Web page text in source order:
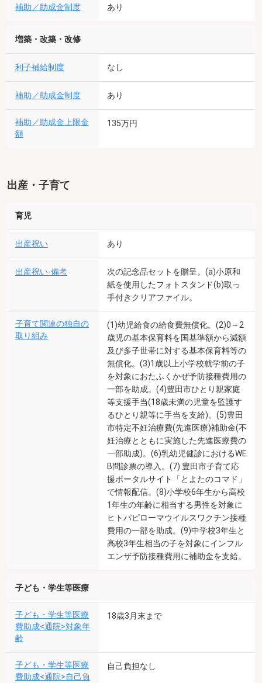
補助／助成金制度 あり
増築・改築・改修
利子補給制度 なし
補助／助成金制度 あり
補助／助成金上限金
額
135万円
出産・子育て
育児
出産祝い あり
出産祝い-備考
次の記念品セットを贈呈。(a)小原和
紙を使用したフォトスタンド(b)取っ
手付きクリアファイル。
子育て関連の独自の
取り組み
(1)幼児給食の給食費無償化。(2)0～2
歳児の基本保育料を国基準額から減額
及び多子世帯に対する基本保育料等の
無償化。(3)1歳以上小学校就学前の子
を対象におたふくかぜ予防接種費用の
一部を助成。(4)豊田市ひとり親家庭
等支援手当(18歳未満の児童を監護す
るひとり親等に手当を支給)。(5)豊田
市特定不妊治療費(先進医療)補助金(不
妊治療とともに実施した先進医療費の
一部助成)。(6)乳幼児健診におけるWE
B問診票の導入。(7) 豊田市子育て応
援ポータルサイト「とよたのコマド」
で情報配信。(8)小学校6年生から高校
1年生の年齢に相当する男性を対象に
ヒトパピローマウイルスワクチン接種
費用の一部を助成。(9)中学校3年生と
高校3年生相当の子を対象にインフル
エンザ予防接種費用に補助金を支給。
子ども・学生等医療
子ども・学生等医療
費助成<通院>対象年
齢
18歳3月末まで
子ども・学生等医療
費助成<通院>自己負
自己負担なし